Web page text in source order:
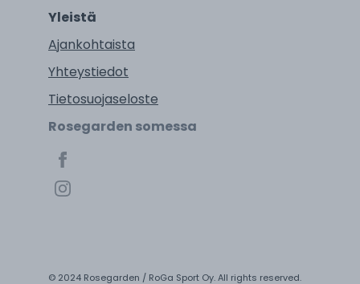
Yleistä
Ajankohtaista
Yhteystiedot
Tietosuojaseloste
Rosegarden somessa
© 2024 Rosegarden / RoGa Sport Oy. All rights reserved.